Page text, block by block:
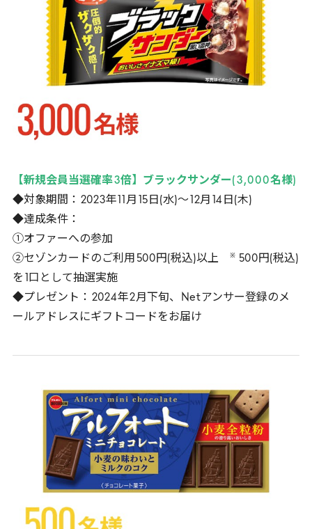
【新規会員当選確率3倍】ブラックサンダー(3,000名様)
◆対象期間： 2023年 月 15 日(水)～ 12月 14 日(木)
◆達成条件：
①オファーへの参加
②セゾンカードのご利用 500円(税込)以上 ※ 500円(税込)
を
口として抽選実施
◆プレゼント： 2024年2月下旬、 Net アンサー登録のメ
ールアドレスにギフトコードをお届け